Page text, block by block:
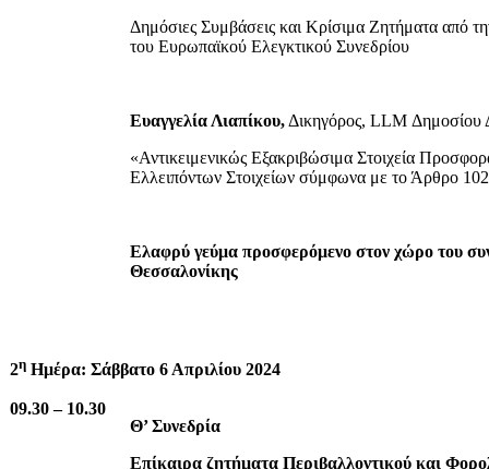
Δημόσιες Συμβάσεις και Κρίσιμα Ζητήματα από
του Ευρωπαϊκού Ελεγκτικού Συνεδρίου
Ευαγγελία Λιαπίκου, Δικηγόρος, LLM Δημοσίου
«Αντικειμενικώς Εξακριβώσιμα Στοιχεία
Ελλειπόντων Στοιχείων σύμφωνα με το Άρθρο
Ελαφρύ γεύμα προσφερόμενο στον χώρο του
Θεσσαλονίκης
2η Ημέρα: Σάββατο 6 Απριλίου 2024
09.30 – 10.30
Θ’ Συνεδρία
Επίκαιρα ζητήματα Περιβαλλοντικού και